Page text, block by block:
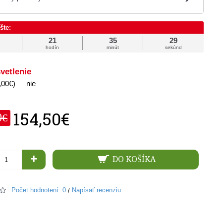
21
hodín
35
minút
28
sekúnd
nie
154,50€
+ DO KOŠÍKA
Počet hodnotení: 0 / Napísať recenziu